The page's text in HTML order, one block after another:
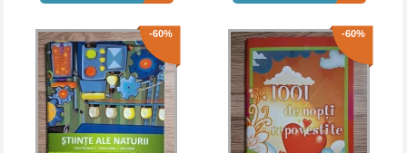
-60% -60%